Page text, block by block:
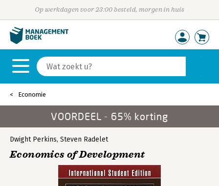
Op werkdagen voor 23:00 besteld, morgen in huis
Economie
VOORDEEL - 65% korting
Dwight Perkins, Steven Radelet
Economics of Development